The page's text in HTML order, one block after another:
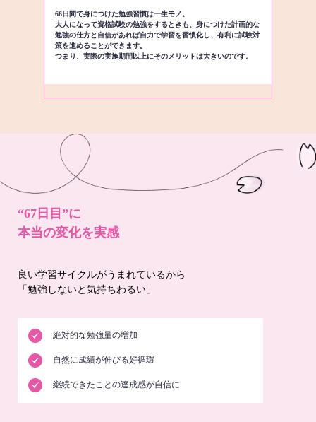
66日間で身につけた勉強習慣は一生モノ。
大人になって資格試験の勉強をするときも、身につけた計画的な
勉強の仕方と自信があれば自力で学習を習慣化し、有利に試験対
策を進めることができます。
つまり、実際の実施期間以上にそのメリットは大きいのです。
“67日目”に
本当の変化を実感
良い学習サイクルがうまれているから
「勉強しないと気持ちわるい」
絶対的な勉強量の増加
自然に成績が伸びる好循環
継続できたことの達成感が自信に